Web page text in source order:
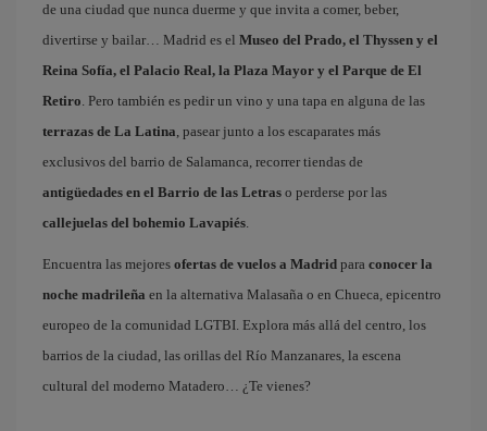
de una ciudad que nunca duerme y que invita a comer, beber,
divertirse y bailar… Madrid es el Museo del Prado, el Thyssen y el
Reina Sofía, el Palacio Real, la Plaza Mayor y el Parque de El
Retiro. Pero también es pedir un vino y una tapa en alguna de las
terrazas de La Latina, pasear junto a los escaparates más
exclusivos del barrio de Salamanca, recorrer tiendas de
antigüedades en el Barrio de las Letras o perderse por las
callejuelas del bohemio Lavapiés.
Encuentra las mejores ofertas de vuelos a Madrid para conocer la
noche madrileña en la alternativa Malasaña o en Chueca, epicentro
europeo de la comunidad LGTBI. Explora más allá del centro, los
barrios de la ciudad, las orillas del Río Manzanares, la escena
cultural del moderno Matadero… ¿Te vienes?